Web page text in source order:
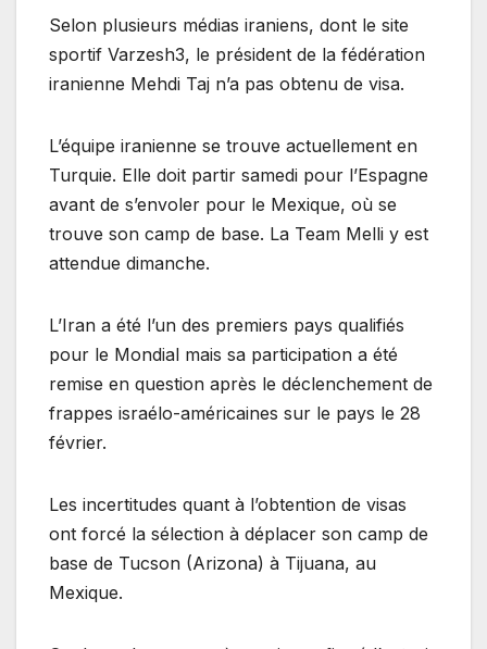
Selon plusieurs médias iraniens, dont le site
sportif Varzesh3, le président de la fédération
iranienne Mehdi Taj n’a pas obtenu de visa.
L’équipe iranienne se trouve actuellement en
Turquie. Elle doit partir samedi pour l’Espagne
avant de s’envoler pour le Mexique, où se
trouve son camp de base. La Team Melli y est
attendue dimanche.
L’Iran a été l’un des premiers pays qualifiés
pour le Mondial mais sa participation a été
remise en question après le déclenchement de
frappes israélo-américaines sur le pays le 28
février.
Les incertitudes quant à l’obtention de visas
ont forcé la sélection à déplacer son camp de
base de Tucson (Arizona) à Tijuana, au
Mexique.